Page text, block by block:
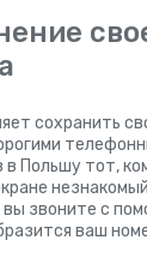
сохранить
в Польшу тот,
вы звоните с
ваш